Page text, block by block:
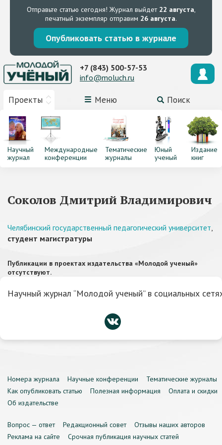
Отправьте статью сегодня! Журнал выйдет 22 августа,
печатный экземпляр отправим 26 августа.
Опубликовать статью в журнале
Проекты Меню Поиск
+7 (843) 500-57-53
info@moluch.ru
Научный
журнал
Международные
конференции
Тематические
журналы
Юный
ученый
Издание
книг
Соколов Дмитрий Владимирович
Челябинский государственный педагогический университет,
студент магистратуры
Публикации в проектах издательства «Молодой ученый»
отсутствуют.
Научный журнал “Молодой ученый” в социальных
Номера журнала Научные конференции
Тематические журналы
Как опубликовать статью
Полезная информация
Оплата и скидки
Об издательстве
Вопрос — ответ Редакционный совет
Отзывы наших авторов
Реклама на сайте
Срочная публикация научных статей